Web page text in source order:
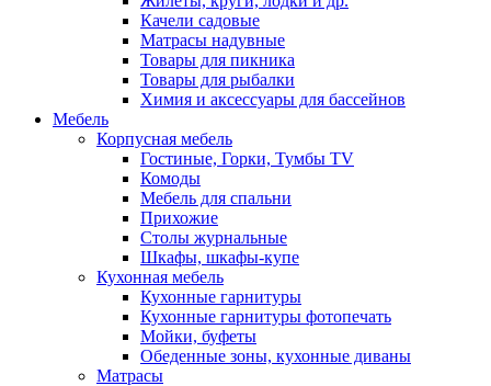
Качели садовые
Матрасы надувные
Товары для пикника
Товары для рыбалки
Химия и аксессуары для бассейнов
Мебель
Корпусная мебель
Гостиные, Горки, Тумбы TV
Комоды
Мебель для спальни
Прихожие
Столы журнальные
Шкафы, шкафы-купе
Кухонная мебель
Кухонные гарнитуры
Кухонные гарнитуры фотопечать
Мойки, буфеты
Обеденные зоны, кухонные диваны
Матрасы